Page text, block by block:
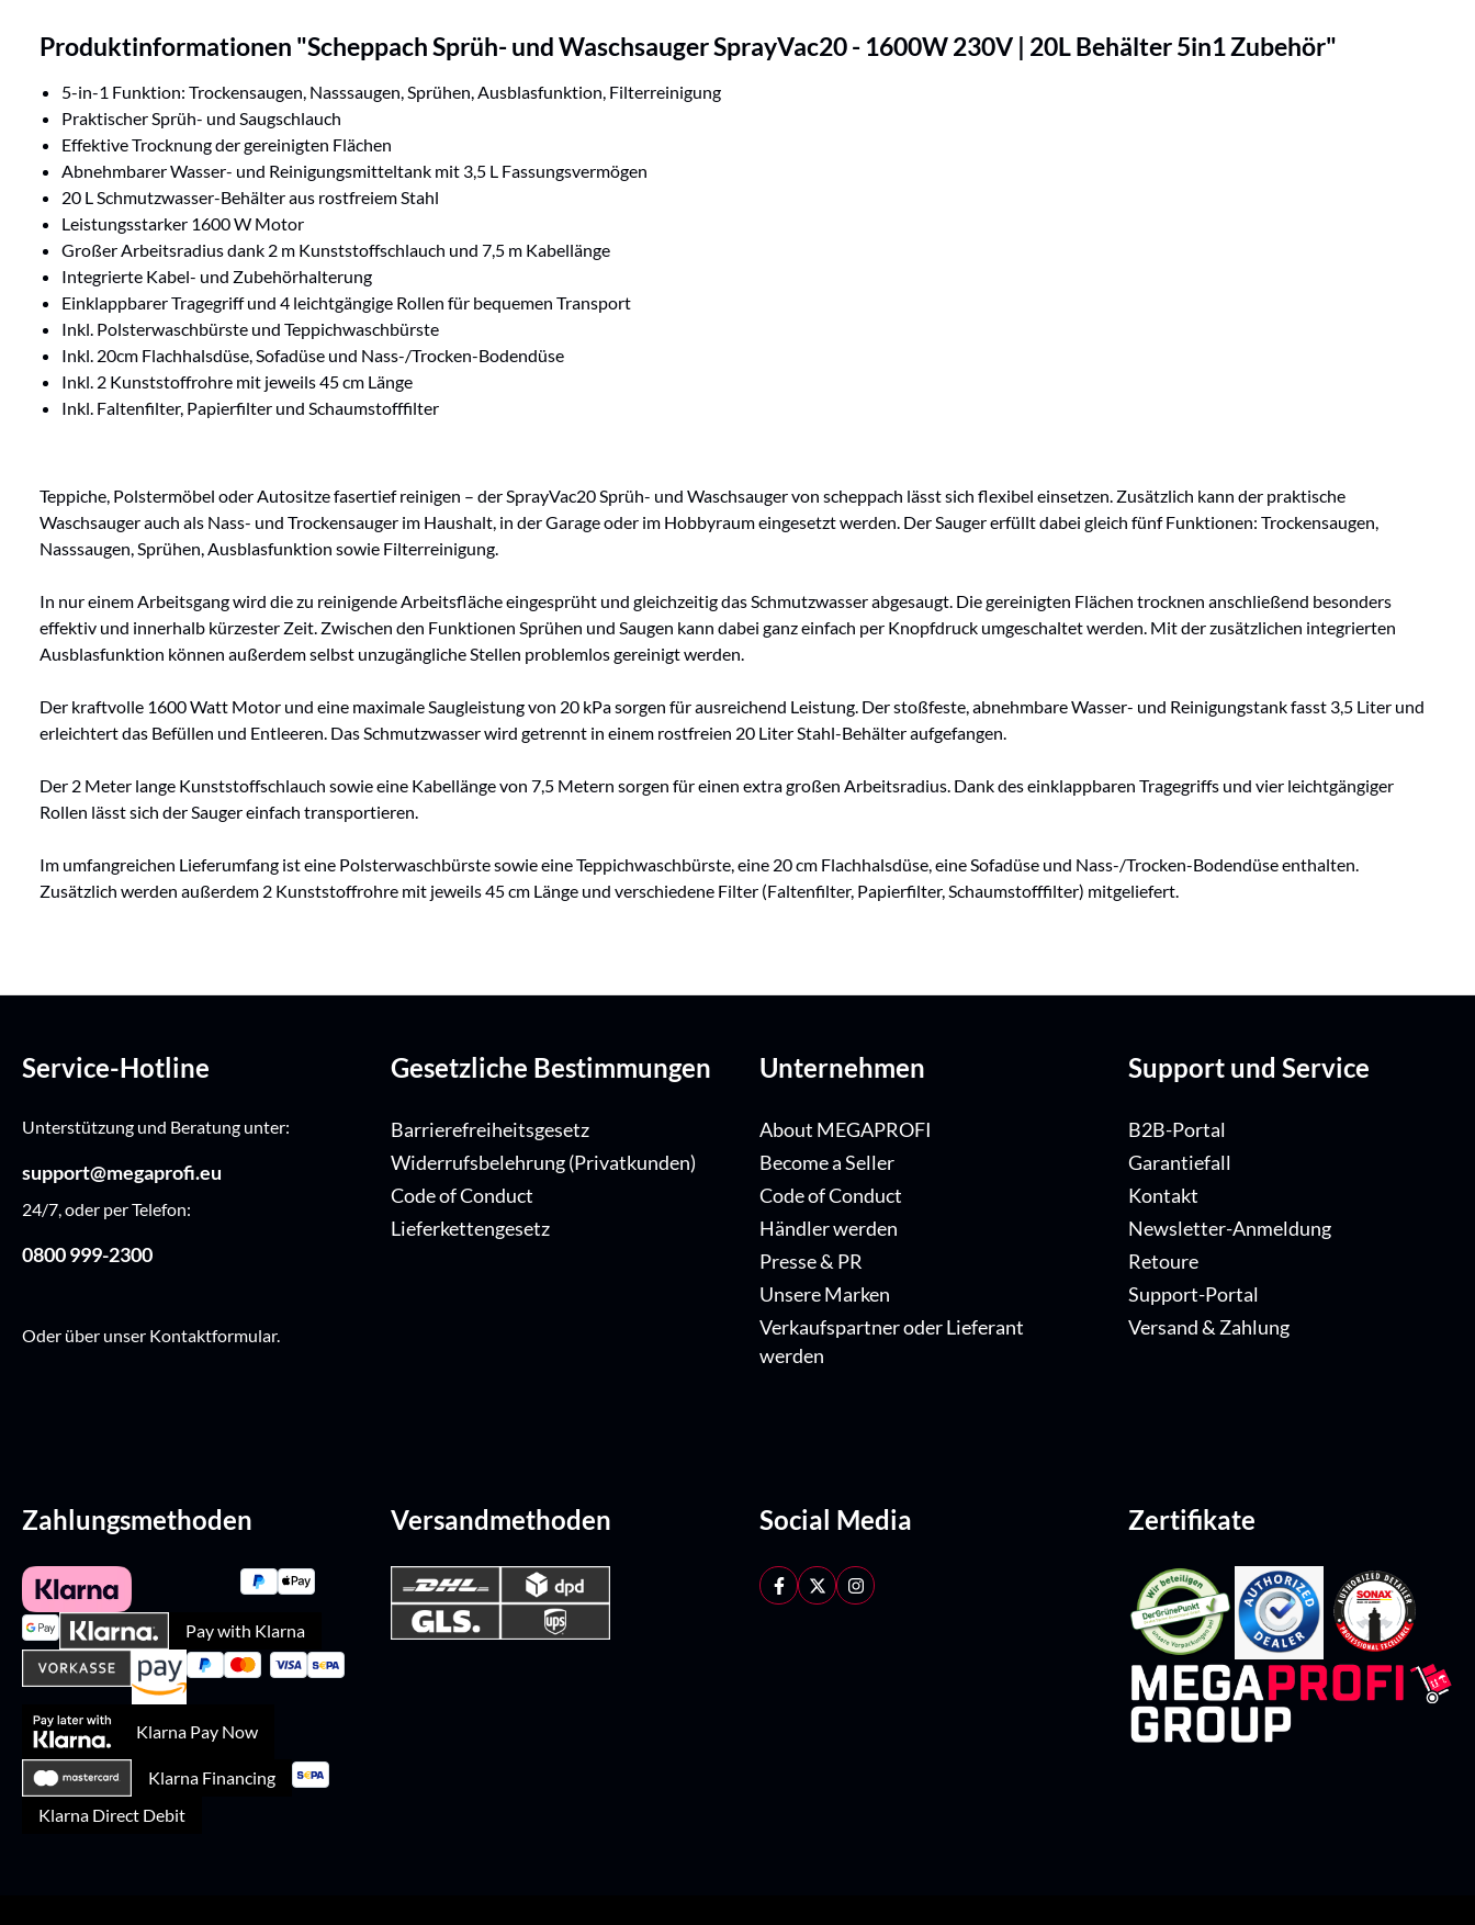
Produktinformationen "Scheppach Sprüh- und Waschsauger SprayVac20 - 1600W 230V | 20L Behälter 5in1 Zubehör"
5-in-1 Funktion: Trockensaugen, Nasssaugen, Sprühen, Ausblasfunktion, Filterreinigung
Praktischer Sprüh- und Saugschlauch
Effektive Trocknung der gereinigten Flächen
Abnehmbarer Wasser- und Reinigungsmitteltank mit 3,5 L Fassungsvermögen
20 L Schmutzwasser-Behälter aus rostfreiem Stahl
Leistungsstarker 1600 W Motor
Großer Arbeitsradius dank 2 m Kunststoffschlauch und 7,5 m Kabellänge
Integrierte Kabel- und Zubehörhalterung
Einklappbarer Tragegriff und 4 leichtgängige Rollen für bequemen Transport
Inkl. Polsterwaschbürste und Teppichwaschbürste
Inkl. 20cm Flachhalsdüse, Sofadüse und Nass-/Trocken-Bodendüse
Inkl. 2 Kunststoffrohre mit jeweils 45 cm Länge
Inkl. Faltenfilter, Papierfilter und Schaumstofffilter
Teppiche, Polstermöbel oder Autositze fasertief reinigen – der SprayVac20 Sprüh- und Waschsauger von scheppach lässt sich flexibel einsetzen. Zusätzlich kann der praktische
Waschsauger auch als Nass- und Trockensauger im Haushalt, in der Garage oder im Hobbyraum eingesetzt werden. Der Sauger erfüllt dabei gleich fünf Funktionen: Trockensaugen,
Nasssaugen, Sprühen, Ausblasfunktion sowie Filterreinigung.
In nur einem Arbeitsgang wird die zu reinigende Arbeitsfläche eingesprüht und gleichzeitig das Schmutzwasser abgesaugt. Die gereinigten Flächen trocknen anschließend besonders
effektiv und innerhalb kürzester Zeit. Zwischen den Funktionen Sprühen und Saugen kann dabei ganz einfach per Knopfdruck umgeschaltet werden. Mit der zusätzlichen integrierten
Ausblasfunktion können außerdem selbst unzugängliche Stellen problemlos gereinigt werden.
Der kraftvolle 1600 Watt Motor und eine maximale Saugleistung von 20 kPa sorgen für ausreichend Leistung. Der stoßfeste, abnehmbare Wasser- und Reinigungstank fasst 3,5 Liter und
erleichtert das Befüllen und Entleeren. Das Schmutzwasser wird getrennt in einem rostfreien 20 Liter Stahl-Behälter aufgefangen.
Der 2 Meter lange Kunststoffschlauch sowie eine Kabellänge von 7,5 Metern sorgen für einen extra großen Arbeitsradius. Dank des einklappbaren Tragegriffs und vier leichtgängiger
Rollen lässt sich der Sauger einfach transportieren.
Im umfangreichen Lieferumfang ist eine Polsterwaschbürste sowie eine Teppichwaschbürste, eine 20 cm Flachhalsdüse, eine Sofadüse und Nass-/Trocken-Bodendüse enthalten.
Zusätzlich werden außerdem 2 Kunststoffrohre mit jeweils 45 cm Länge und verschiedene Filter (Faltenfilter, Papierfilter, Schaumstofffilter) mitgeliefert.
Service-Hotline
Unterstützung und Beratung unter:
support@megaprofi.eu
24/7, oder per Telefon:
0800 999-2300
Oder über unser Kontaktformular.
Gesetzliche Bestimmungen
Barrierefreiheitsgesetz
Widerrufsbelehrung (Privatkunden)
Code of Conduct
Lieferkettengesetz
Unternehmen
About MEGAPROFI
Become a Seller
Code of Conduct
Händler werden
Presse & PR
Unsere Marken
Verkaufspartner oder Lieferant
werden
Support und Service
B2B-Portal
Garantiefall
Kontakt
Newsletter-Anmeldung
Retoure
Support-Portal
Versand & Zahlung
Zahlungsmethoden
Pay with Klarna
Klarna Pay Now
Klarna Financing
Klarna Direct Debit
Versandmethoden Social Media Zertifikate